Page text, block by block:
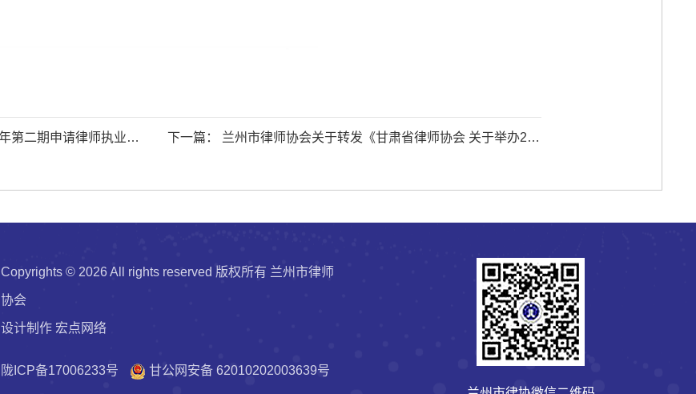
下一篇： 兰州市律师协会关于转发《甘肃省律师协会 关于举办202
Copyrights © 2026 All rights reserved 版权所有 兰州市律师
协会
设计制作 宏点网络
陇ICP备17006233号
甘公网安备 62010202003639号